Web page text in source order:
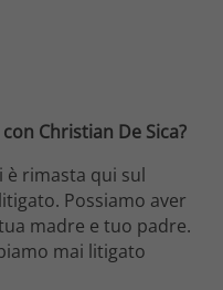
Christian De Sica?
è rimasta qui sul
Possiamo aver
madre e tuo padre.
mai litigato